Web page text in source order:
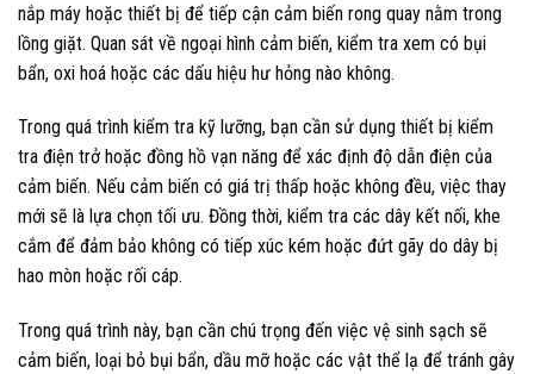
nắp máy hoặc thiết bị để tiếp cận cảm biến rong quay nằm trong
lồng giặt. Quan sát về ngoại hình cảm biến, kiểm tra xem có bụi
bẩn, oxi hoá hoặc các dấu hiệu hư hỏng nào không.
Trong quá trình kiểm tra kỹ lưỡng, bạn cần sử dụng thiết bị kiểm
tra điện trở hoặc đồng hồ vạn năng để xác định độ dẫn điện của
cảm biến. Nếu cảm biến có giá trị thấp hoặc không đều, việc thay
mới sẽ là lựa chọn tối ưu. Đồng thời, kiểm tra các dây kết nối, khe
cắm để đảm bảo không có tiếp xúc kém hoặc đứt gãy do dây bị
hao mòn hoặc rối cáp.
Trong quá trình này, bạn cần chú trọng đến việc vệ sinh sạch sẽ
cảm biến, loại bỏ bụi bẩn, dầu mỡ hoặc các vật thể lạ để tránh gây